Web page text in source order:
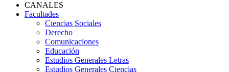
CANALES
Facultades
Ciencias Sociales
Derecho
Comunicaciones
Educación
Estudios Generales Letras
Estudios Generales Ciencias